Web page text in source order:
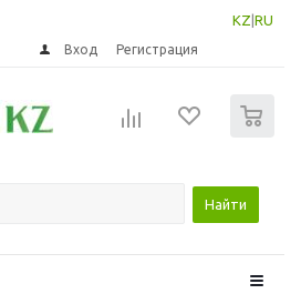
KZ RU
Вход Регистрация
Найти